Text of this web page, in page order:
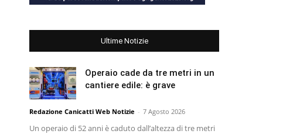
Ultime Notizie
Operaio cade da tre metri in un
cantiere edile: è grave
Redazione Canicatti Web Notizie - 7 Agosto 2026
Un operaio di 52 anni è caduto dall’altezza di tre metri